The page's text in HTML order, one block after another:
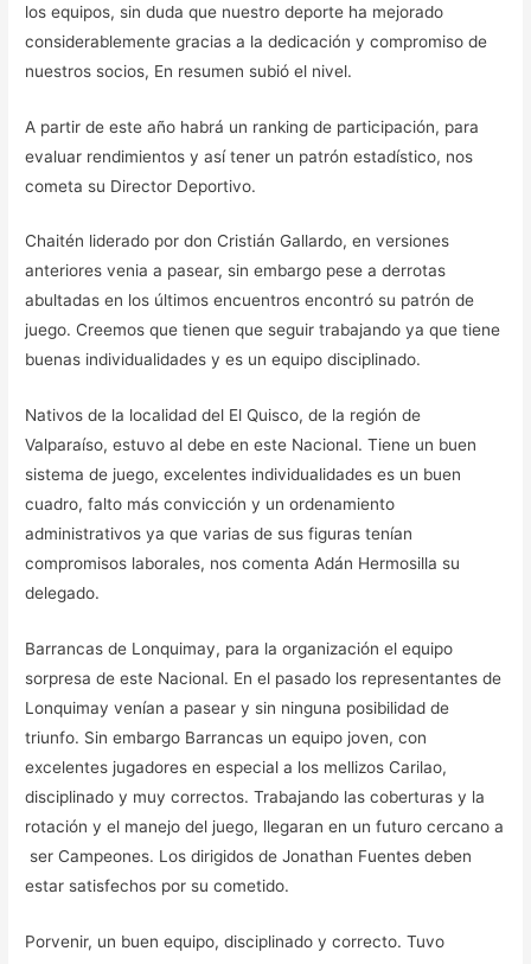
los equipos, sin duda que nuestro deporte ha mejorado
considerablemente gracias a la dedicación y compromiso de
nuestros socios, En resumen subió el nivel.
A partir de este año habrá un ranking de participación, para
evaluar rendimientos y así tener un patrón estadístico, nos
cometa su Director Deportivo.
Chaitén liderado por don Cristián Gallardo, en versiones
anteriores venia a pasear, sin embargo pese a derrotas
abultadas en los últimos encuentros encontró su patrón de
juego. Creemos que tienen que seguir trabajando ya que tiene
buenas individualidades y es un equipo disciplinado.
Nativos de la localidad del El Quisco, de la región de
Valparaíso, estuvo al debe en este Nacional. Tiene un buen
sistema de juego, excelentes individualidades es un buen
cuadro, falto más convicción y un ordenamiento
administrativos ya que varias de sus figuras tenían
compromisos laborales, nos comenta Adán Hermosilla su
delegado.
Barrancas de Lonquimay, para la organización el equipo
sorpresa de este Nacional. En el pasado los representantes de
Lonquimay venían a pasear y sin ninguna posibilidad de
triunfo. Sin embargo Barrancas un equipo joven, con
excelentes jugadores en especial a los mellizos Carilao,
disciplinado y muy correctos. Trabajando las coberturas y la
rotación y el manejo del juego, llegaran en un futuro cercano a
ser Campeones. Los dirigidos de Jonathan Fuentes deben
estar satisfechos por su cometido.
Porvenir, un buen equipo, disciplinado y correcto. Tuvo